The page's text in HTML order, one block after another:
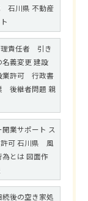
石川県 不動産
責任者 引き
義変更 建設
許可 行政書
後継者問題 親
業サポート ス
許可 石川県 風
とは 図面作
後の空き家処